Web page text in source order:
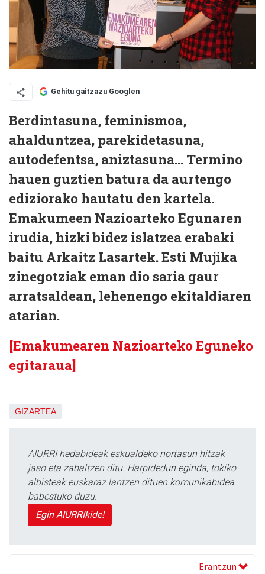
Gehitu gaitzazu Googlen
Berdintasuna, feminismoa,
ahalduntzea, parekidetasuna,
autodefentsa, aniztasuna... Termino
hauen guztien batura da aurtengo
ediziorako hautatu den kartela.
Emakumeen Nazioarteko Egunaren
irudia, hizki bidez islatzea erabaki
baitu Arkaitz Lasartek. Esti Mujika
zinegotziak eman dio saria gaur
arratsaldean, lehenengo ekitaldiaren
atarian.
[Emakumearen Nazioarteko Eguneko
egitaraua]
GIZARTEA
AIURRI hedabideak eskualdeko nortasun hitzak
jaso eta zabaltzen ditu. Harpidedun eginda, tokiko
albisteak euskaraz lantzen dituen komunikabidea
babestuko duzu.
Egin AIURRIkide!
Erantzun